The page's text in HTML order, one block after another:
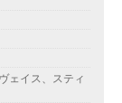
ェイス、スティ